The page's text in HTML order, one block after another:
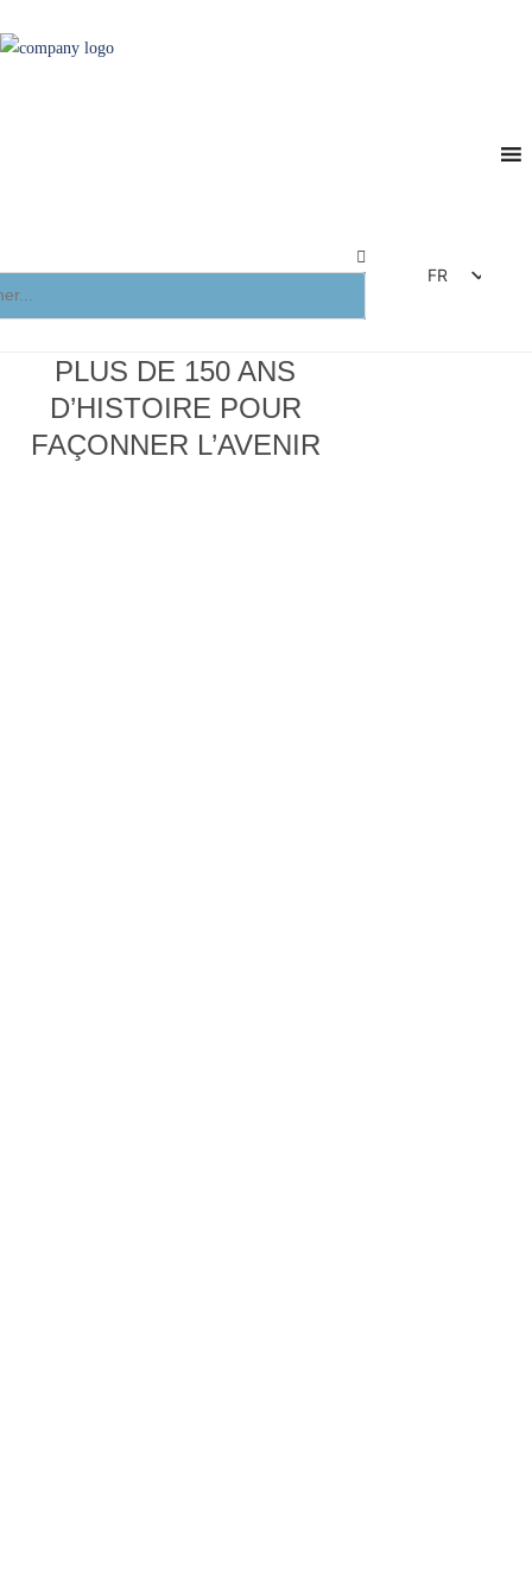
FR
PLUS DE 150 ANS
D’HISTOIRE POUR
FAÇONNER L’AVENIR